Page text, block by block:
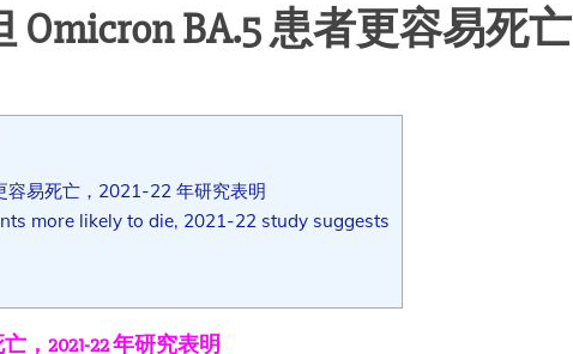
BA.5 患者更容易死亡
容易死亡，2021-22 年研究表明
more likely to die, 2021-22 study suggests
，2021-22 年研究表明